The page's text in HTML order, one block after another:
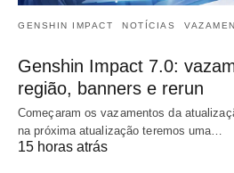
GENSHIN IMPACT NOTÍCIAS
Genshin Impact 7.0:
região, banners e rerun
Começaram os vazamentos da
na próxima atualização teremos uma…
15 horas atrás